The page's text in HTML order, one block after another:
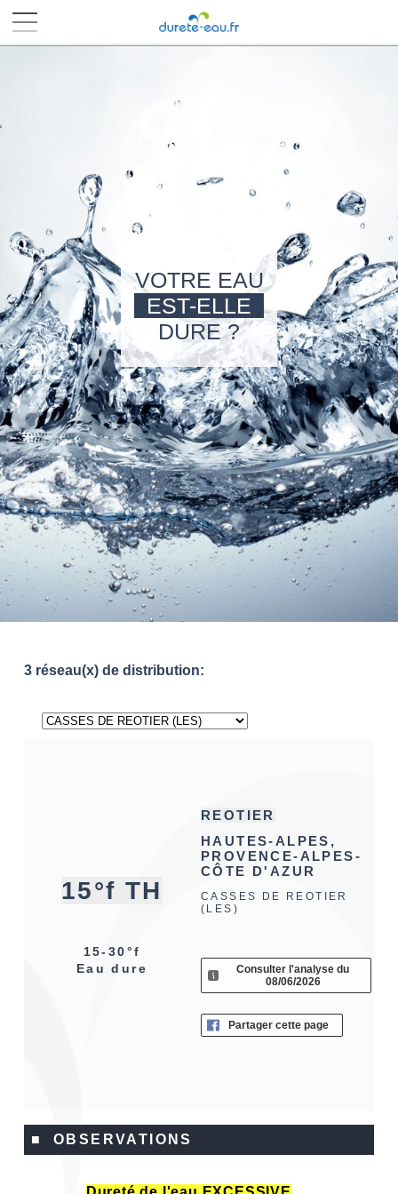
VOTRE EAU
EST-ELLE
DURE ?
3 réseau(x) de distribution:
15°f TH
15-30°f
Eau dure
REOTIER
HAUTES-ALPES,
PROVENCE-ALPES-
CÔTE D'AZUR
CASSES DE REOTIER
(LES)
Consulter l'analyse du
08/06/2026
Partager cette page
■ OBSERVATIONS